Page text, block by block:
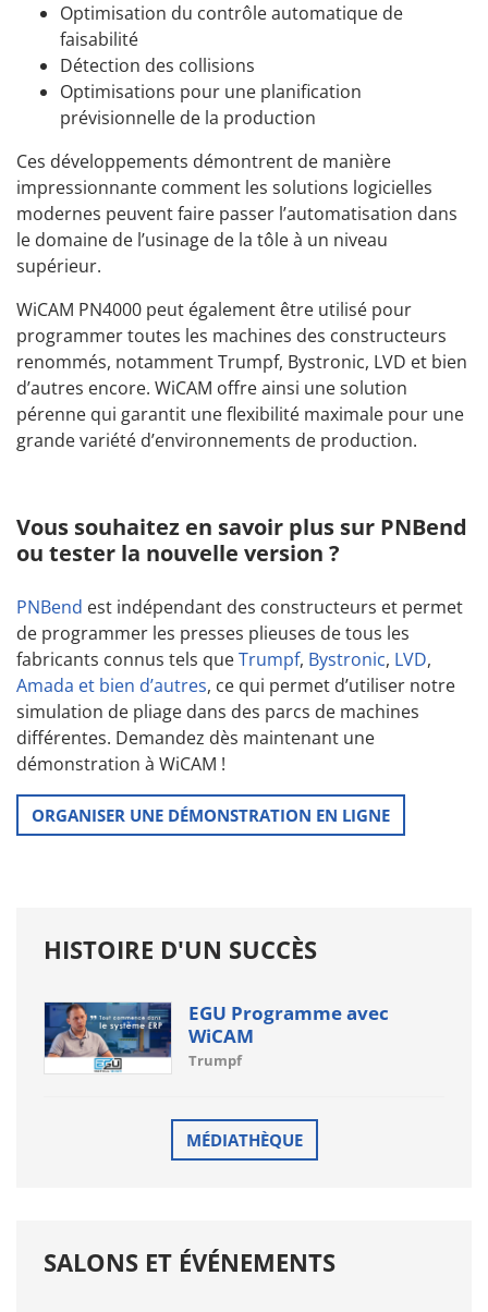
Optimisation du contrôle automatique de
faisabilité
Détection des collisions
Optimisations pour une planification
prévisionnelle de la production
Ces développements démontrent de manière
impressionnante comment les solutions logicielles
modernes peuvent faire passer l’automatisation dans
le domaine de l’usinage de la tôle à un niveau
supérieur.
WiCAM PN4000 peut également être utilisé pour
programmer toutes les machines des constructeurs
renommés, notamment Trumpf, Bystronic, LVD et bien
d’autres encore. WiCAM offre ainsi une solution
pérenne qui garantit une flexibilité maximale pour une
grande variété d’environnements de production.
Vous souhaitez en savoir plus sur PNBend
ou tester la nouvelle version ?
PNBend est indépendant des constructeurs et permet
de programmer les presses plieuses de tous les
fabricants connus tels queTrumpf, Bystronic, LVD,
Amada et bien d’autres, ce qui permet d’utiliser notre
simulation de pliage dans des parcs de machines
différentes. Demandez dès maintenant une
démonstration à WiCAM !
ORGANISER UNE DÉMONSTRATION EN LIGNE
HISTOIRE D'UN SUCCÈS
EGU Programme avec
WiCAM
Trumpf
MÉDIATHÈQUE
SALONS ET ÉVÉNEMENTS